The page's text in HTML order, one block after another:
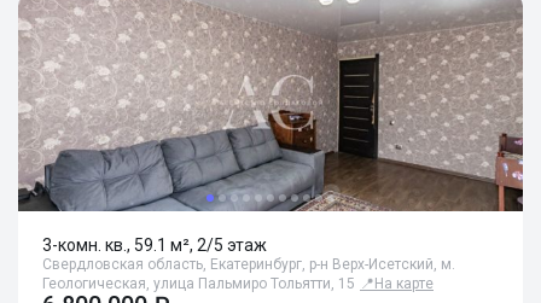
3-комн. кв., 59.1 м², 2/5 этаж
Свердловская область, Екатеринбург, р-н Верх-Исетский, м.
Геологическая, улица Пальмиро Тольятти, 15 📍 На карте